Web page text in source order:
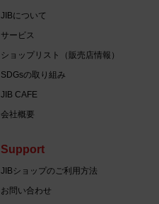
JIBについて
サービス
ショップリスト（販売店情報）
SDGsの取り組み
JIB CAFE
会社概要
Support
JIBショップのご利用方法
お問い合わせ